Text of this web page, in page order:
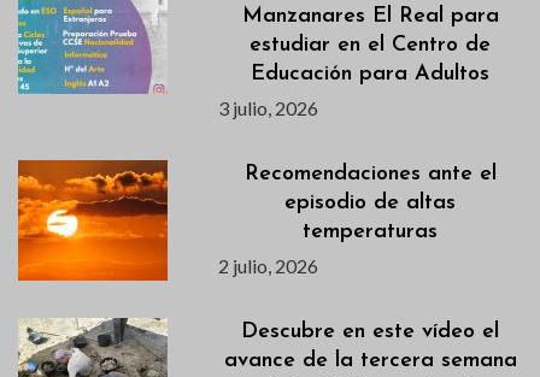
Manzanares El Real para
estudiar en el Centro de
Educación para Adultos
3 julio, 2026
Recomendaciones ante el
episodio de altas
temperaturas
2 julio, 2026
Descubre en este vídeo el
avance de la tercera semana